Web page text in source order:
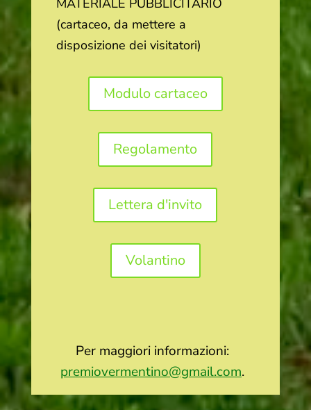
MATERIALE PUBBLICITARIO
(cartaceo, da mettere a
disposizione dei visitatori)
Modulo cartaceo
Regolamento
Lettera d'invito
Volantino
Per maggiori informazioni:
premiovermentino@gmail.com.